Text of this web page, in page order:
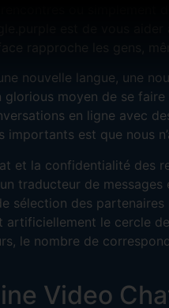
est de vous
rapproche les gens,
nouvelle langue, une
glorious moyen de se
en ligne avec
importants est que nous
et la confidentialité des
traducteur de
sélection des
artificiellement le cercle
le nombre de
Video